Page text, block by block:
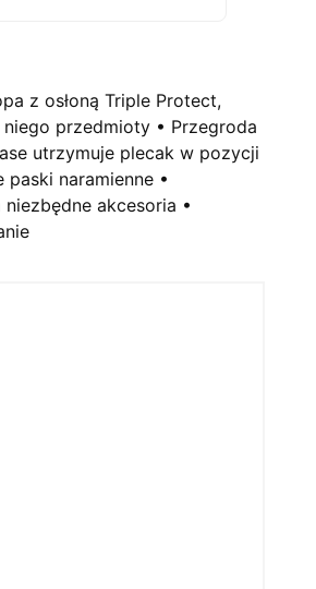
z osłoną Triple Protect,
przedmioty • Przegroda
utrzymuje plecak w pozycji
naramienne •
akcesoria •